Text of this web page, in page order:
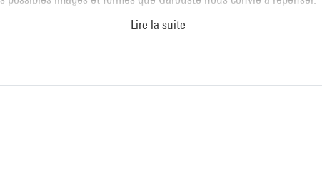
Lire la suite